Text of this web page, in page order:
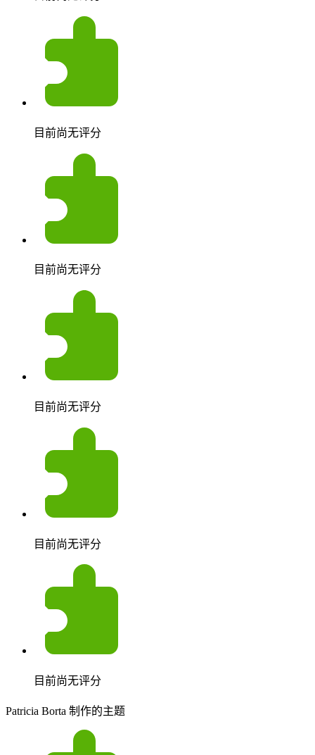
目前尚无评分
目前尚无评分
目前尚无评分
目前尚无评分
目前尚无评分
Patricia Borta 制作的主题